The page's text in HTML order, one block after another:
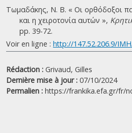
Τωμαδάκης, Ν. Β. « Οι ορθόδοξοι
και η χειροτονία αυτών »,
pp. 39-72.
Voir en ligne : http://147.52.206.9/
Rédaction : Grivaud, Gilles
Dernière mise à jour : 07/10/2024
Permalien : https://frankika.efa.gr/fr/